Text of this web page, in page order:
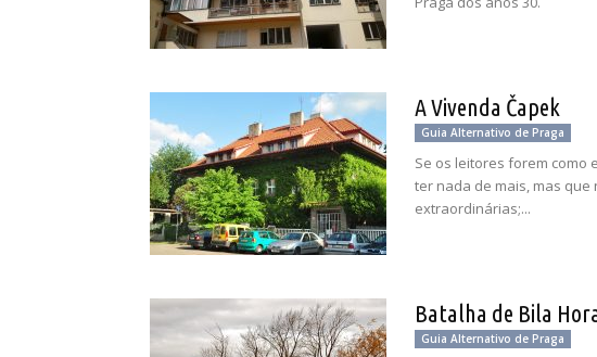
A Vivenda Čapek
Guia Alternativo de Praga
Se os leitores forem como
ter nada de mais, mas
extraordinárias;...
Batalha de Bila
Guia Alternativo de Praga